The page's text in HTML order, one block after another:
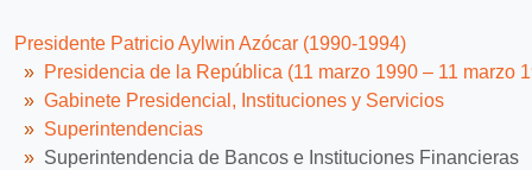
Presidente Patricio Aylwin Azócar (1990-1994)
Presidencia de la República (11 marzo 1990 – 11 marzo
Gabinete Presidencial, Instituciones y Servicios
Superintendencias
Superintendencia de Bancos e Instituciones Financieras